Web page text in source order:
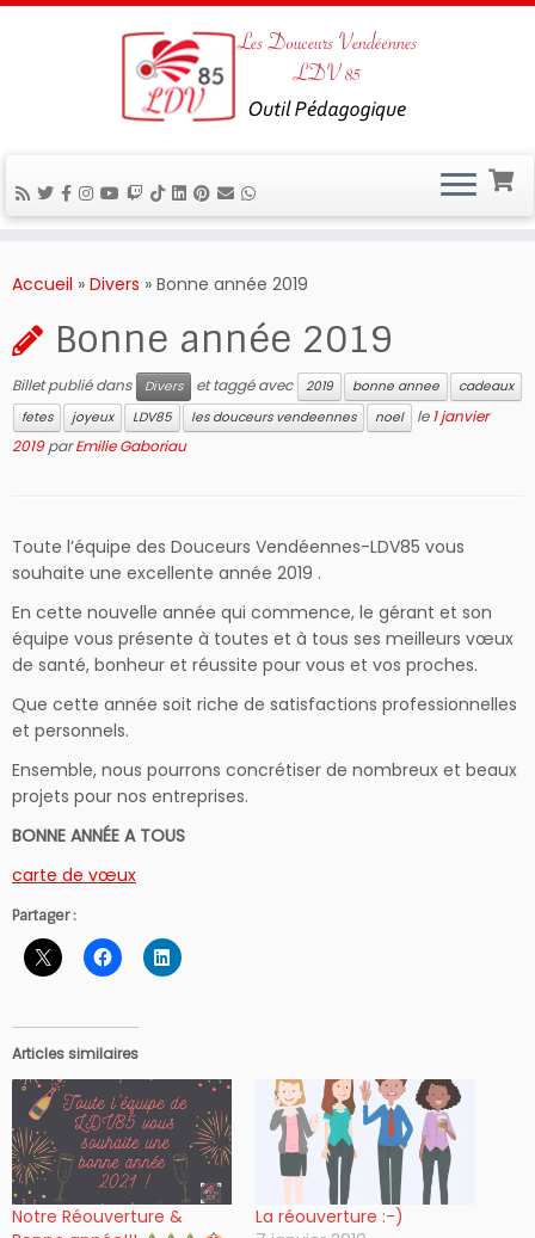
auAccueil » Divers » Bonne année 2019
Bonne année 2019
Billet publié dans Divers et taggé avec 2019 bonne annee
cadeaux
fetes
joyeux LDV85 les douceurs vendeennes noel le1 janvier
2019 parEmilie Gaboriau
Toute l’équipe des Douceurs Vendéennes-LDV85 vous
souhaite une excellente année 2019 .
En cette nouvelle année qui commence, le gérant et son
équipe vous présente à toutes et à tous ses meilleurs vœux
de santé, bonheur et réussite pour vous et vos proches.
Que cette année soit riche de satisfactions professionnelles
et personnels.
Ensemble, nous pourrons concrétiser de nombreux et beaux
projets pour nos entreprises.
BONNE ANNÉE A TOUS
carte de vœux
Partager :
Articles similaires
Notre Réouverture &
La réouverture :-)